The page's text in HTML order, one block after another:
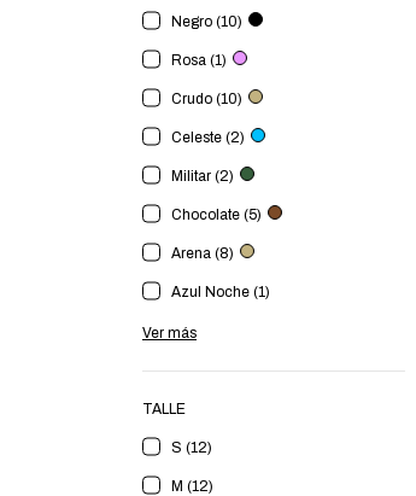
Negro (10)
Rosa (1)
Crudo (10)
Celeste (2)
Militar (2)
Chocolate (5)
Arena (8)
Azul Noche (1)
Ver más
TALLE
S (12)
M (12)